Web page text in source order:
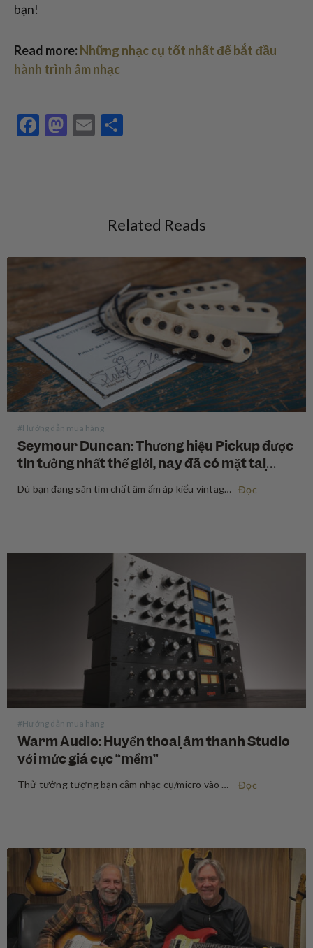
bạn!
Read more:Những nhạc cụ tốt nhất để bắt đầu
hành trình âm nhạc
Facebook
Mastodon
Email
Related Reads
#Hướng dẫn mua hàng
Seymour Duncan: Thương hiệu Pickup được
tin tưởng nhất thế giới, nay đã có mặt tại
Swee Lee
Dù bạn đang săn tìm chất âm ấm áp kiểu vintage, sự bạo liệt của high-gain hiện đại, hay một sự giao thoa tuyệt đẹp ở giữa hai điều trên, Seymour Duncan đã định hình tone tiếng của các guitarist và bassist trong suốt hơn năm thập kỷ qua. Mua… Đọc
#Hướng dẫn mua hàng
Warm Audio: Huyền thoại âm thanh Studio
với mức giá cực “mềm”
Thử tưởng tượng bạn cắm nhạc cụ/micro vào một preamp và cảm nhận tín hiệu âm thanh thay đổi rõ rệt — dày dặn hơn, ấm áp hơn, đậm đà hơn — đúng chất âm trong những bản thu kinh điển truyền cảm hứng cho bạn chơi nhạc từ thuở… Đọc